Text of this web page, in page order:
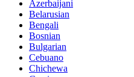
Azerbaijani
Belarusian
Bengali
Bosnian
Bulgarian
Cebuano
Chichewa